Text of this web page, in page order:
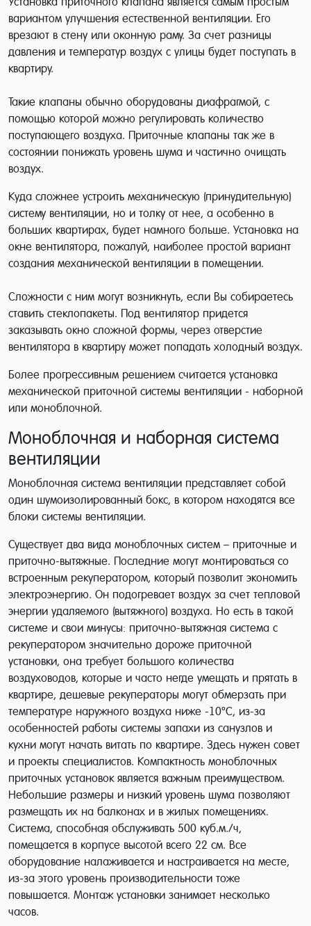
вариантом улучшения естественной вентиляции. Его
врезают в стену или оконную раму. За счет разницы
давления и температур воздух с улицы будет поступать в
квартиру.
Такие клапаны обычно оборудованы диафрагмой, с
помощью которой можно регулировать количество
поступающего воздуха. Приточные клапаны так же в
состоянии понижать уровень шума и частично очищать
воздух.
Куда сложнее устроить механическую (принудительную)
систему вентиляции, но и толку от нее, а особенно в
больших квартирах, будет намного больше. Установка на
окне вентилятора, пожалуй, наиболее простой вариант
создания механической вентиляции в помещении.
Сложности с ним могут возникнуть, если Вы собираетесь
ставить стеклопакеты. Под вентилятор придется
заказывать окно сложной формы, через отверстие
вентилятора в квартиру может попадать холодный воздух.
Более прогрессивным решением считается установка
механической приточной системы вентиляции - наборной
или моноблочной.
Моноблочная и наборная система
вентиляции
Моноблочная система вентиляции представляет собой
один шумоизолированный бокс, в котором находятся все
блоки системы вентиляции.
Существует два вида моноблочных систем – приточные и
приточно-вытяжные. Последние могут монтироваться со
встроенным рекуператором, который позволит экономить
электроэнергию. Он подогревает воздух за счет тепловой
энергии удаляемого (вытяжного) воздуха. Но есть в такой
системе и свои минусы: приточно-вытяжная система с
рекуператором значительно дороже приточной
установки, она требует большого количества
воздуховодов, которые и часто негде умещать и прятать в
квартире, дешевые рекуператоры могут обмерзать при
температуре наружного воздуха ниже -10°С, из-за
особенностей работы системы запахи из санузлов и
кухни могут начать витать по квартире. Здесь нужен совет
и проекты специалистов. Компактность моноблочных
приточных установок является важным преимуществом.
Небольшие размеры и низкий уровень шума позволяют
размещать их на балконах и в жилых помещениях.
Система, способная обслуживать 500 куб.м./ч,
помещается в корпусе высотой всего 22 см. Все
оборудование налаживается и настраивается на месте,
из-за этого уровень производительности тоже
повышается. Монтаж установки занимает несколько
часов.